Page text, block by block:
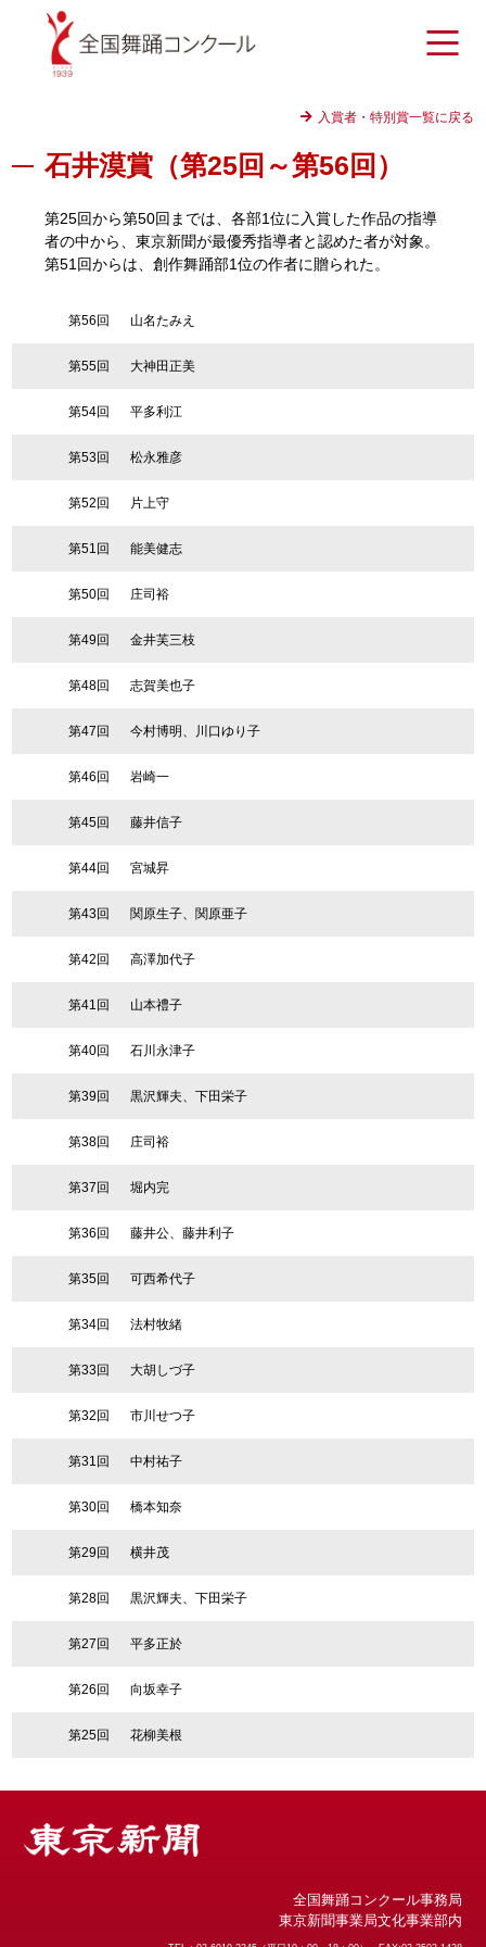
入賞者・特別賞一覧に戻る
石井漠賞（第25回～第56回）
第25回から第50回までは、各部1位に入賞した作品の指導
者の中から、東京新聞が最優秀指導者と認めた者が対象。
第51回からは、創作舞踊部1位の作者に贈られた。
第56回 山名たみえ
第55回 大神田正美
第54回 平多利江
第53回 松永雅彦
第52回 片上守
第51回 能美健志
第50回 庄司裕
第49回 金井芙三枝
第48回 志賀美也子
第47回 今村博明、川口ゆり子
第46回 岩崎一
第45回 藤井信子
第44回 宮城昇
第43回 関原生子、関原亜子
第42回 高澤加代子
第41回 山本禮子
第40回 石川永津子
第39回 黒沢輝夫、下田栄子
第38回 庄司裕
第37回 堀内完
第36回 藤井公、藤井利子
第35回 可西希代子
第34回 法村牧緒
第33回 大胡しづ子
第32回 市川せつ子
第31回 中村祐子
第30回 橋本知奈
第29回 横井茂
第28回 黒沢輝夫、下田栄子
第27回 平多正於
第26回 向坂幸子
第25回 花柳美根
全国舞踊コンクール事務局
東京新聞事業局文化事業部内